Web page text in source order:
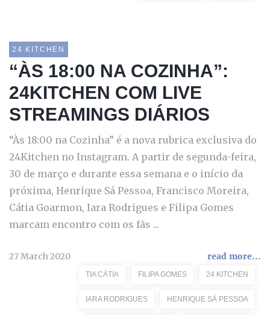
24 KITCHEN
“ÀS 18:00 NA COZINHA”:
24KITCHEN COM LIVE
STREAMINGS DIÁRIOS
“Às 18:00 na Cozinha” é a nova rubrica exclusiva do
24Kitchen no Instagram. A partir de segunda-feira,
30 de março e durante essa semana e o início da
próxima, Henrique Sá Pessoa, Francisco Moreira,
Cátia Goarmon, Iara Rodrigues e Filipa Gomes
marcam encontro com os fãs ...
27 March 2020 read more...
TIA CÁTIA FILIPA GOMES 24 KITCHEN
IARA RODRIGUES HENRIQUE SÁ PESSOA